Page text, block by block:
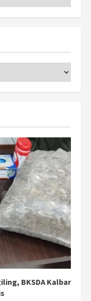
BKSDA Kalbar